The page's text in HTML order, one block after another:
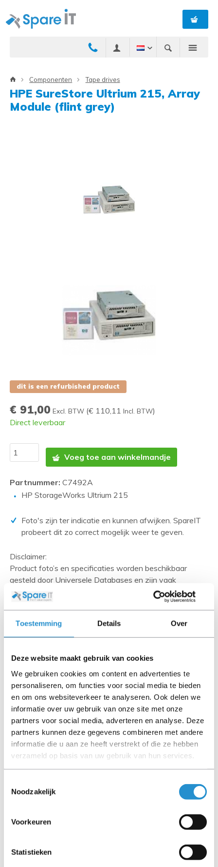
Toestemming Details Over
Deze website maakt gebruik van cookies
We gebruiken cookies om content en advertenties te
personaliseren, om functies voor social media te bieden
en om ons websiteverkeer te analyseren. Ook delen we
informatie over uw gebruik van onze site met onze
partners voor social media, adverteren en analyse. Deze
partners kunnen deze gegevens combineren met andere
informatie die u aan ze heeft verstrekt of die ze hebben
verzameld op basis van uw gebruik van hun services.
Noodzakelijk
Voorkeuren
Statistieken
Componenten Tape drives
HPE SureStore Ultrium 215, Array
Module (flint grey)
dit is een refurbished product
€ 91,00 Excl. BTW (€ 110,11 Incl. BTW)
Direct leverbaar
Voeg toe aan winkelmandje
Partnummer: C7492A
HP StorageWorks Ultrium 215
Foto's zijn ter indicatie en kunnen afwijken. SpareIT
probeert dit zo correct mogelijk weer te geven.
Disclaimer:
Product foto’s en specificaties worden beschikbaar
gesteld door Universele Databases en zijn vaak
gebaseerd op nieuwe producten.
Wanneer het artikel een 'Refurbished product' betreft is
(tenzij anders aangegeven). Bij Refurbished artikelen zijn
kabels, software media en handleidingen niet inbegrepen
Let goed op de productbeschrijving en neem bij vragen
contact op met ons.
Omschrijving
Revolutionaire prestaties, betrouwbaarheid en capaciteit
die voldoen aan de eisen van high-end netwerkservers
in kleine en grote ondernemingen. Organisaties kunnen
de toekomst in hun behoeften voorziet.De sterk
presterende HP Surestore Ultrium 215 slaat 200 Gb op
één tape op met een snelheid van 54 Gb per uur. Dit
apparaat bevat superieure LTO technologie in een 5,25-
van prestaties en capaciteit ten opzichte van andere
apparaten in z'n klasse.Betrouwbaarheid Als het gaat
LET OP: Op refurbished producten geldt een